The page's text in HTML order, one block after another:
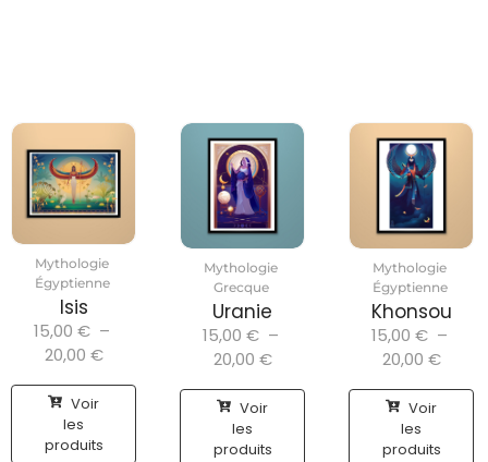
Mythologie
Égyptienne
Isis
15,00 € –
20,00 €
Voir
les
produits
Mythologie
Grecque
Uranie
15,00 € –
20,00 €
Voir
les
produits
Mythologie
Égyptienne
Khonsou
15,00 € –
20,00 €
Voir
les
produits